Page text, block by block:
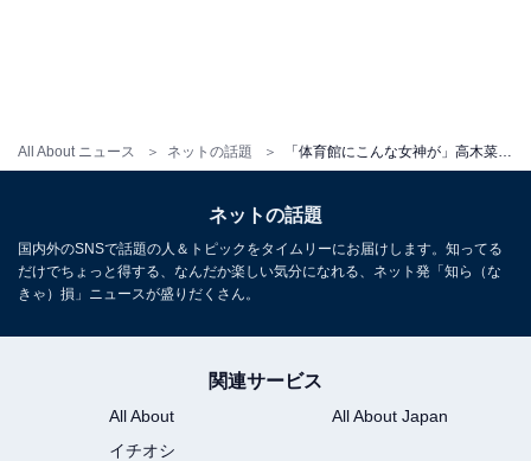
All About ニュース ネットの話題
ネットの話題
国内外のSNSで話題の人＆トピックをタイムリーにお届けします。知ってる
だけでちょっと得する、なんだか楽しい気分になれる、ネット発「知ら（な
きゃ）損」ニュースが盛りだくさん。
関連サービス
All About
All About Japan
イチオシ